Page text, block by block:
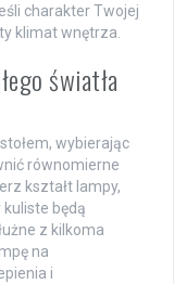
charakter Twojej
klimat wnętrza.
światła
wybierając
równomierne
kształt lampy,
będą
z kilkoma
na
i